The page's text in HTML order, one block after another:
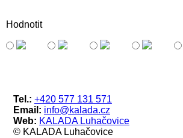
Hodnotit
Tel.: +420 577 131 571
Email: info@kalada.cz
Web: KALADA Luhačovice
© KALADA Luhačovice